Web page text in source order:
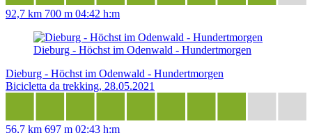
92,7 km 700 m 04:42 h:m
Dieburg - Höchst im Odenwald - Hundertmorgen
Dieburg - Höchst im Odenwald - Hundertmorgen
Bicicletta da trekking, 28.05.2021
56,7 km 697 m 02:43 h:m